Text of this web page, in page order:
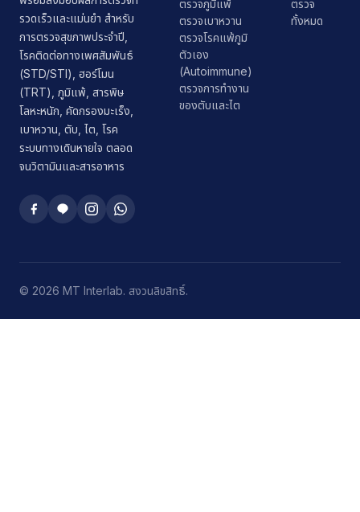
รวดเร็วและแม่นยำ สำหรับ
การตรวจสุขภาพประจำปี,
โรคติดต่อทางเพศสัมพันธ์
(STD/STI), ฮอร์โมน
(TRT), ภูมิแพ้, สารพิษ
โลหะหนัก, คัดกรองมะเร็ง,
เบาหวาน, ตับ, ไต, โรค
ระบบทางเดินหายใจ ตลอด
จนวิตามินและสารอาหาร
ตรวจภูมิแพ้
ตรวจเบาหวาน
ตรวจโรคแพ้ภูมิ
ตัวเอง
(Autoimmune)
ตรวจการทำงาน
ของตับและไต
ตรวจ
ทั้งหมด
© 2026 MT Interlab. สงวนลิขสิทธิ์.